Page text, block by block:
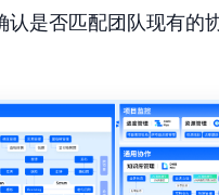
认是否匹配团队现有的